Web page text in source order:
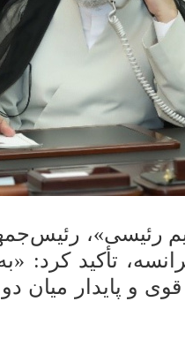
تأکید کرد:
قوی و پایدار